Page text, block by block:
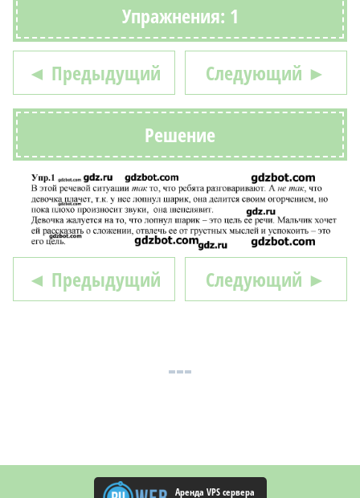
Упражнения: 1
◄ Предыдущий Следующий ►
Решение
◄ Предыдущий Следующий ►
Аренда VPS сервера